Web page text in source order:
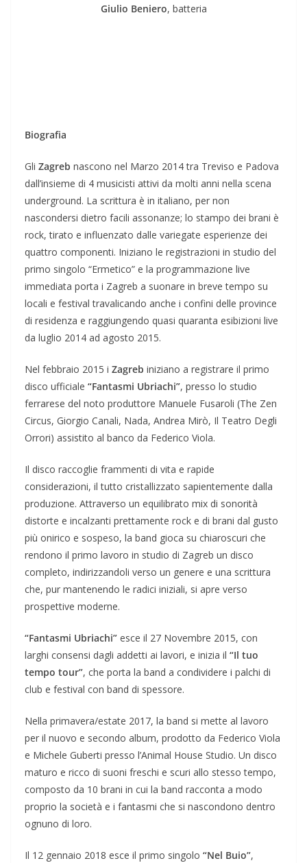
Giulio Beniero, batteria
Biografia
Gli Zagreb nascono nel Marzo 2014 tra Treviso e Padova
dall’insieme di 4 musicisti attivi da molti anni nella scena
underground. La scrittura è in italiano, per non
nascondersi dietro facili assonanze; lo stampo dei brani è
rock, tirato e influenzato dalle variegate esperienze dei
quattro componenti. Iniziano le registrazioni in studio del
primo singolo “Ermetico” e la programmazione live
immediata porta i Zagreb a suonare in breve tempo su
locali e festival travalicando anche i confini delle province
di residenza e raggiungendo quasi quaranta esibizioni live
da luglio 2014 ad agosto 2015.
Nel febbraio 2015 i Zagreb iniziano a registrare il primo
disco ufficiale “Fantasmi Ubriachi”, presso lo studio
ferrarese del noto produttore Manuele Fusaroli (The Zen
Circus, Giorgio Canali, Nada, Andrea Mirò, Il Teatro Degli
Orrori) assistito al banco da Federico Viola.
Il disco raccoglie frammenti di vita e rapide
considerazioni, il tutto cristallizzato sapientemente dalla
produzione. Attraverso un equilibrato mix di sonorità
distorte e incalzanti prettamente rock e di brani dal gusto
più onirico e sospeso, la band gioca su chiaroscuri che
rendono il primo lavoro in studio di Zagreb un disco
completo, indirizzandoli verso un genere e una scrittura
che, pur mantenendo le radici iniziali, si apre verso
prospettive moderne.
“Fantasmi Ubriachi” esce il 27 Novembre 2015, con
larghi consensi dagli addetti ai lavori, e inizia il “Il tuo
tempo tour”, che porta la band a condividere i palchi di
club e festival con band di spessore.
Nella primavera/estate 2017, la band si mette al lavoro
per il nuovo e secondo album, prodotto da Federico Viola
e Michele Guberti presso l’Animal House Studio. Un disco
maturo e ricco di suoni freschi e scuri allo stesso tempo,
composto da 10 brani in cui la band racconta a modo
proprio la società e i fantasmi che si nascondono dentro
ognuno di loro.
Il 12 gennaio 2018 esce il primo singolo “Nel Buio”,